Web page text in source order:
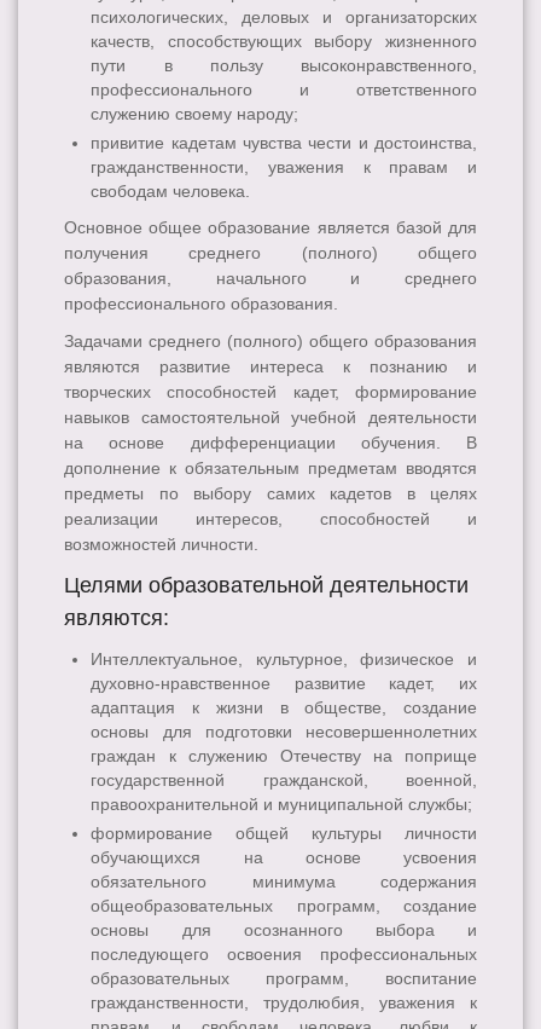
психологических, деловых и организаторских
качеств, способствующих выбору жизненного
пути в пользу высоконравственного,
профессионального и ответственного
служению своему народу;
привитие кадетам чувства чести и достоинства,
гражданственности, уважения к правам и
свободам человека.
Основное общее образование является базой для
получения среднего (полного) общего
образования, начального и среднего
профессионального образования.
Задачами среднего (полного) общего образования
являются развитие интереса к познанию и
творческих способностей кадет, формирование
навыков самостоятельной учебной деятельности
на основе дифференциации обучения. В
дополнение к обязательным предметам вводятся
предметы по выбору самих кадетов в целях
реализации интересов, способностей и
возможностей личности.
Целями образовательной деятельности
являются:
Интеллектуальное, культурное, физическое и
духовно-нравственное развитие кадет, их
адаптация к жизни в обществе, создание
основы для подготовки несовершеннолетних
граждан к служению Отечеству на поприще
государственной гражданской, военной,
правоохранительной и муниципальной службы;
формирование общей культуры личности
обучающихся на основе усвоения
обязательного минимума содержания
общеобразовательных программ, создание
основы для осознанного выбора и
последующего освоения профессиональных
образовательных программ, воспитание
гражданственности, трудолюбия, уважения к